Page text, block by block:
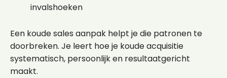
invalshoeken
Een koude sales aanpak helpt je die patronen te
doorbreken. Je leert hoe je koude acquisitie
systematisch, persoonlijk en resultaatgericht
maakt.